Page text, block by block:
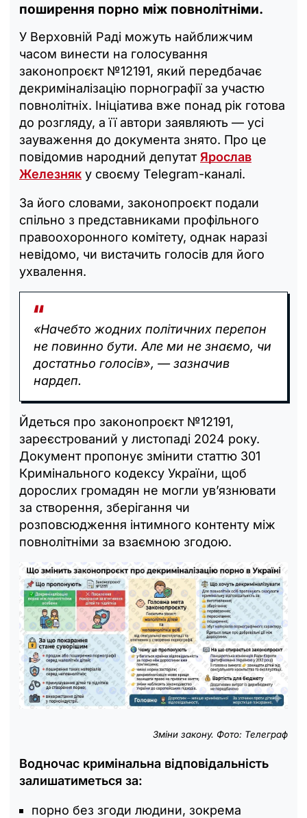
поширення порно між повнолітніми.
У Верховній Раді можуть найближчим
часом винести на голосування
законопроєкт №12191, який передбачає
декриміналізацію порнографії за участю
повнолітніх. Ініціатива вже понад рік готова
до розгляду, а її автори заявляють — усі
зауваження до документа знято. Про це
повідомив народний депутат Ярослав
Железняк у своєму Telegram-каналі.
За його словами, законопроєкт подали
спільно з представниками профільного
правоохоронного комітету, однак наразі
невідомо, чи вистачить голосів для його
ухвалення.
«Начебто жодних політичних перепон
не повинно бути. Але ми не знаємо, чи
достатньо голосів», — зазначив
нардеп.
Йдеться про законопроєкт №12191,
зареєстрований у листопаді 2024 року.
Документ пропонує змінити статтю 301
Кримінального кодексу України, щоб
дорослих громадян не могли ув’язнювати
за створення, зберігання чи
розповсюдження інтимного контенту між
повнолітніми за взаємною згодою.
Зміни закону. Фото: Телеграф
Водночас кримінальна відповідальність
залишатиметься за:
порно без згоди людини, зокрема